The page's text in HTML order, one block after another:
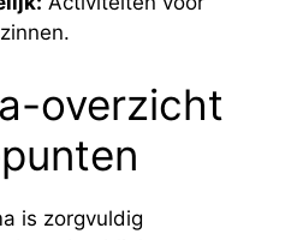
overzicht
is zorgvuldig